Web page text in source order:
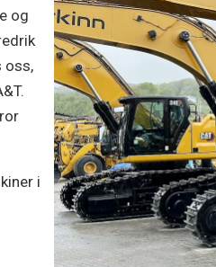
og
oss,
i